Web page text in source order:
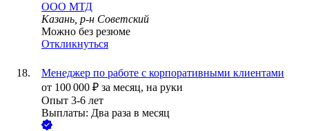
ООО МТД
Казань, р-н Советский
Можно без резюме
Откликнуться
Менеджер по работе с корпоративными клиентами
от 100 000 ₽ за месяц, на руки
Опыт 3-6 лет
Выплаты: Два раза в месяц